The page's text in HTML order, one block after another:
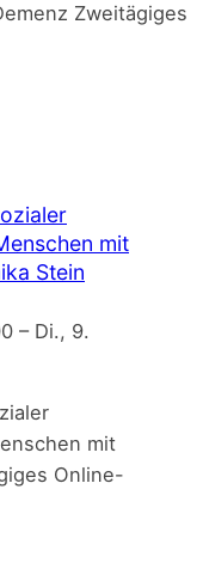
Zweitägiges
mit
Stein
– Di., 9.
mit
Online-